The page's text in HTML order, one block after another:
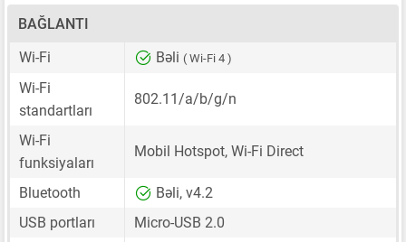
BAĞLANTI
Wi-Fi
Bəli ( Wi-Fi 4 )
Wi-Fi
standartları
802.11/a/b/g/n
Wi-Fi
funksiyaları
Mobil Hotspot, Wi-Fi Direct
Bluetooth
Bəli, v4.2
USB portları
Micro-USB 2.0